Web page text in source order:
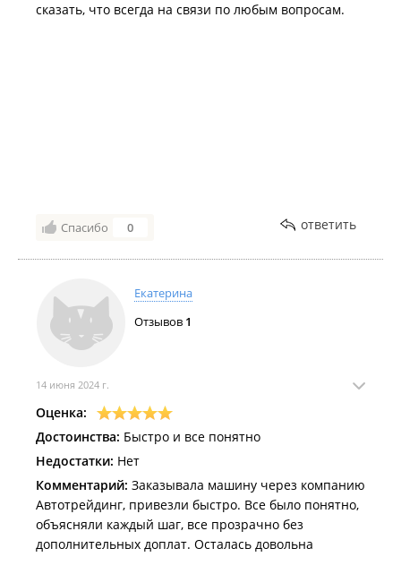
сказать, что всегда на связи по любым вопросам.
Спасибо 0 ответить
Екатерина
Отзывов 1
14 июня 2024 г.
Оценка:
Достоинства: Быстро и все понятно
Недостатки: Нет
Комментарий: Заказывала машину через компанию
Автотрейдинг, привезли быстро. Все было понятно,
объясняли каждый шаг, все прозрачно без
дополнительных доплат. Осталась довольна